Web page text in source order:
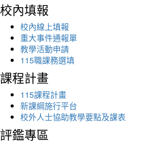
校內填報
校內線上填報
重大事件通報單
教學活動申請
115職課務選填
課程計畫
115課程計畫
新課綱施行平台
校外人士協助教學要點及課表
評鑑專區